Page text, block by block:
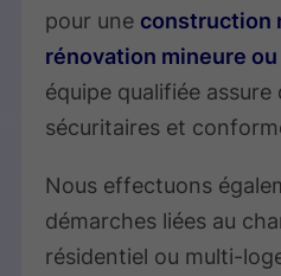
pour une construction
rénovation mineure
équipe qualifiée
sécuritaires et
Nous effectuons
démarches liées au
résidentiel ou multi-